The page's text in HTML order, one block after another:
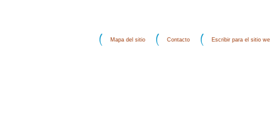
Mapa del sitio Contacto Escribir para el sitio